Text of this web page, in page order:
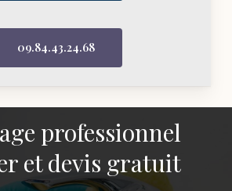
09.84.43.24.68
professionnel
et devis gratuit